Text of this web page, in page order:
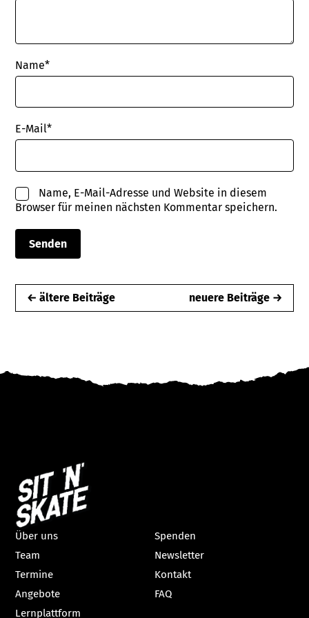
Name*
E-Mail*
Name, E-Mail-Adresse und Website in diesem
Browser für meinen nächsten Kommentar speichern.
← ältere Beiträge neuere Beiträge →
Über uns
Team
Termine
Angebote
Lernplattform
Spenden
Newsletter
Kontakt
FAQ